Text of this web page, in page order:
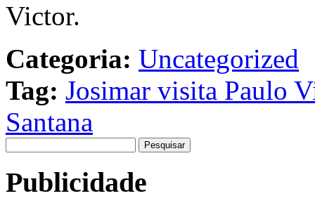
Victor.
Categoria: Uncategorized
Tag: Josimar visita Paulo
Santana
por:
Publicidade